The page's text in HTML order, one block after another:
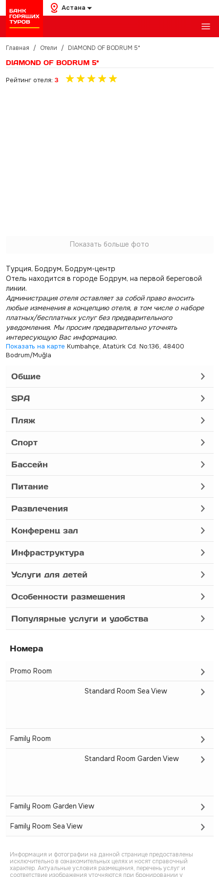
Астана
Главная / Отели / DIAMOND OF BODRUM 5*
DIAMOND OF BODRUM 5*
Рейтинг отеля: 3
Показать больше фото
Турция, Бодрум, Бодрум-центр
Отель находится в городе Бодрум, на первой береговой
линии.
Администрация отеля оставляет за собой право вносить
любые изменения в концепцию отеля, в том числе о наборе
платных/бесплатных услуг без предварительного
уведомления. Мы просим предварительно уточнять
интересующую Вас информацию.
Показать на карте Kumbahçe, Atatürk Cd. No:136, 48400
Bodrum/Muğla
Общие
SPA
Пляж
Спорт
Бассейн
Питание
Развлечения
Конференц зал
Инфраструктура
Услуги для детей
Особенности размещения
Популярные услуги и удобства
Номера
Promo Room
Standard Room Sea View
Family Room
Standard Room Garden View
Family Room Garden View
Family Room Sea View
Информация и фотографии на данной странице предоставлены
исключительно в ознакомительных целях и носят справочный
характер. Актуальные условия размещения, перечень услуг и
соответствие изображения уточняются при бронировании у